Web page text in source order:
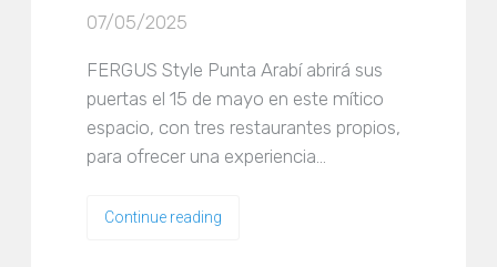
07/05/2025
FERGUS Style Punta Arabí abrirá sus
puertas el 15 de mayo en este mítico
espacio, con tres restaurantes propios,
para ofrecer una experiencia…
Continue reading